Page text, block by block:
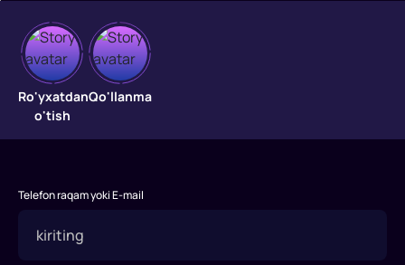
Chernobil
"Chernobil"
filmi
olingan.
Johan
Ro'yxatdan
o'tish
Qo'llanma
Telefon raqam yoki E-mail